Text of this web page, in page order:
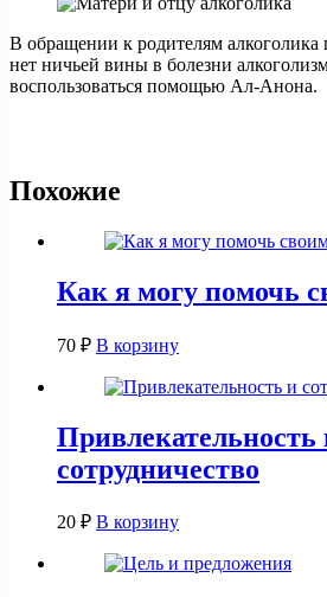
В обращении к родителям алкоголика
нет ничьей вины в болезни
воспользоваться помощью Ал-Анона.
Похожие
Как я могу помочь
70 ₽ В корзину
Привлекательность
сотрудничество
20 ₽ В корзину